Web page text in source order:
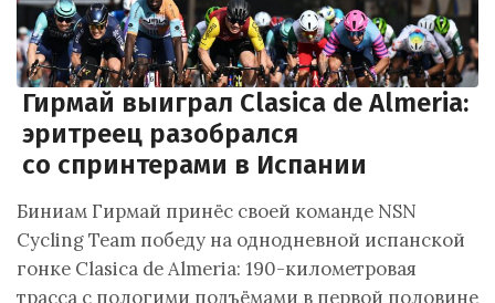
Гирмай выиграл Clasica de Almeria:
эритреец разобрался
со спринтерами в Испании
Биниам Гирмай принёс своей команде NSN
Cycling Team победу на однодневной испанской
гонке Clasica de Almeria: 190-километровая
трасса с пологими подъёмами в первой половине